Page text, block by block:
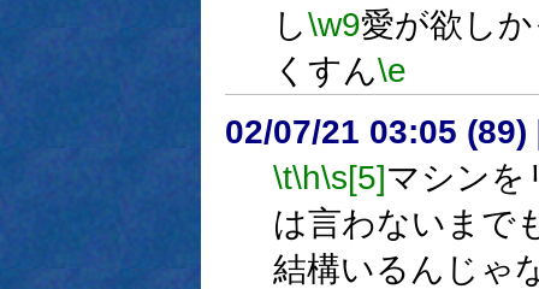
し\w9愛が欲し
くすん\e
02/07/21 03:05 (89)
\t\h\s[5]マシンを
は言わないまで
結構いるんじゃ